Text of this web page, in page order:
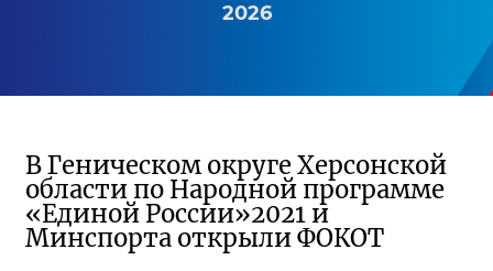
2026
В Геническом округе Херсонской
области по Народной программе
«Единой России»2021 и
Минспорта открыли ФОКОТ